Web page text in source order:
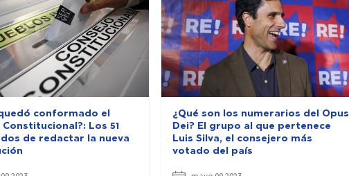
conformado el
Constitucional?: Los 51
de redactar la nueva
¿Qué son los numerarios del Opus
Dei? El grupo al que pertenece
Luis Silva, el consejero más
votado del país